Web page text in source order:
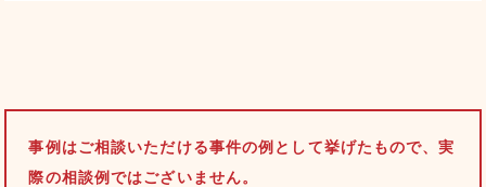
事例はご相談いただける事件の例として挙げたもので、実
際の相談例ではございません。